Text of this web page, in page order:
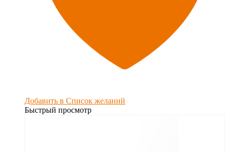
Добавить в Список желаний
Быстрый просмотр